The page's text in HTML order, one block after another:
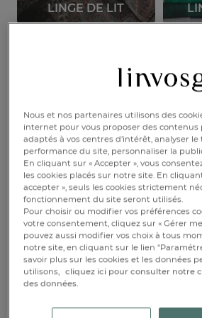
FR DE
BE
CH
LINGE DE LIT
Découvrez nos
Nous et nos partenaires utilisons des
internet pour vous proposer des contenus
adaptés à vos centres d’intérêt, analyser
performance du site, personnaliser la
En cliquant sur « Accepter », vous
les cookies placés sur notre site. En
accepter », seuls les cookies strictement
fonctionnement du site seront utilisés.
Pour choisir ou modifier vos préférences
votre consentement, cliquez sur « Gérer
pouvez aussi modifier vos choix à tous
notre site, en cliquant sur le lien
savoir plus sur les cookies et les données
utilisons, cliquez ici pour consulter notre
des données.